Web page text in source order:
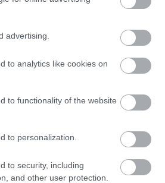
advertising.
to analytics like cookies on
to functionality of the website
to personalization.
to security, including
and other user protection.
konzultációt
amikor valami „érthetetlen".